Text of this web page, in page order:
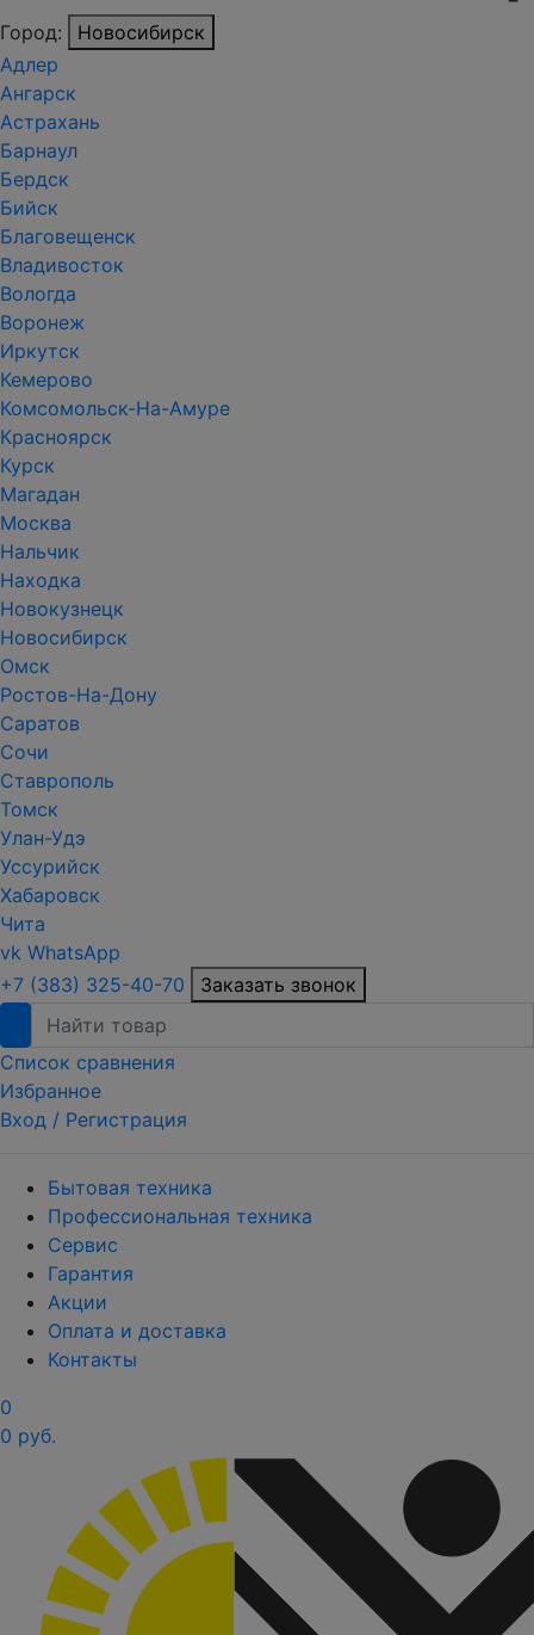
Город:
Новосибирск
Адлер
Ангарск
Астрахань
Барнаул
Бердск
Бийск
Благовещенск
Владивосток
Вологда
Воронеж
Иркутск
Кемерово
Комсомольск-На-Амуре
Красноярск
Курск
Магадан
Москва
Нальчик
Находка
Новокузнецк
Новосибирск
Омск
Ростов-На-Дону
Саратов
Сочи
Ставрополь
Томск
Улан-Удэ
Уссурийск
Хабаровск
Чита
vk WhatsApp
+7 (383) 325-40-70
Заказать звонок
Список сравнения
Избранное
Вход / Регистрация
Бытовая техника
Профессиональная техника
Сервис
Гарантия
Акции
Оплата и доставка
Контакты
0
0 руб.